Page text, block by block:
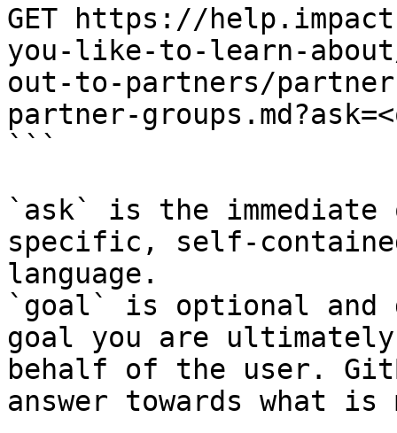
GET https://
you-like-to-learn-
out-to-partners/
partner-
```
`ask` is the
specific, self-
language.
`goal` is optional and
goal you are
behalf of the user.
answer towards what